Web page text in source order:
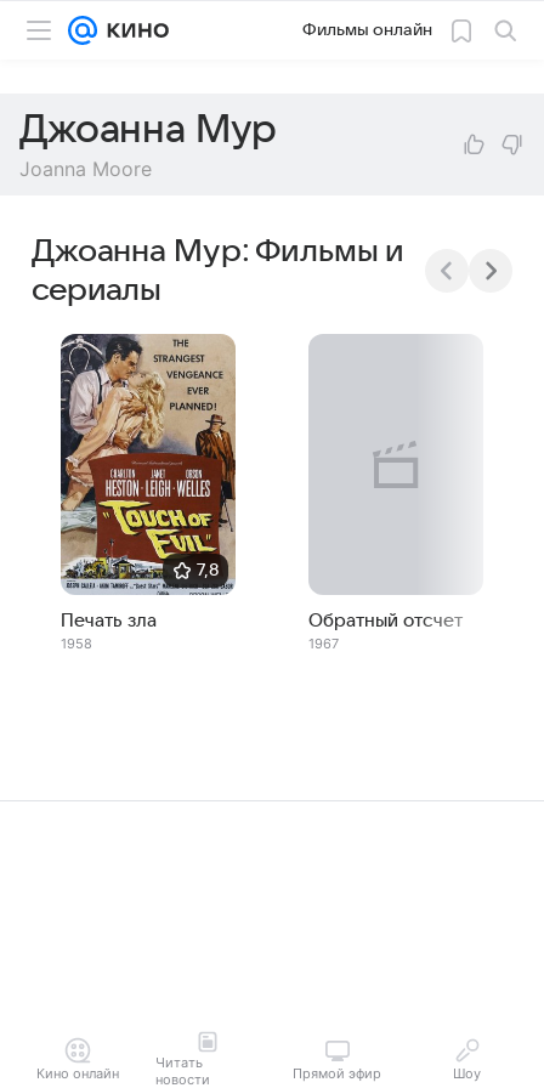
Фильмы онлайн
Джоанна Мур
Joanna Moore
Джоанна Мур: Фильмы и
сериалы
7,8
Печать зла
1958
Обратный отсчет
1967
Кино онлайн
Читать
новости
Прямой эфир Шоу